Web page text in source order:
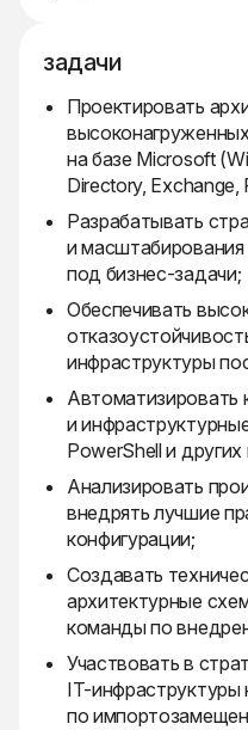
задачи
Проектировать
на базе Microsoft
Directory, Exchange,
Разрабатывать
и
под бизнес-задачи;
Обеспечивать
инфраструктуры
Автоматизировать
и
PowerShell и
Анализировать
внедрять лучшие
конфигурации;
Создавать
архитектурные
команды по
Участвовать в
IT-инфраструктуры
по